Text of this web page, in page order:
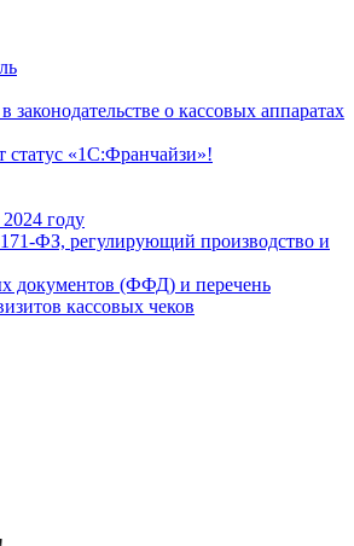
о кассовых аппаратах
«1С:Франчайзи»!
году
ФЗ, регулирующий производство и
документов (ФФД) и перечень
кассовых чеков